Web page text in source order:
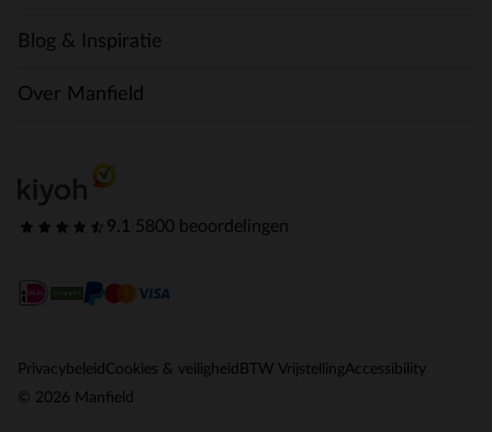
Blog & Inspiratie
Over Manfield
9.1 5800 beoordelingen
Privacybeleid Cookies & veiligheid BTW VrijstellingAccessibility
© 2026 Manfield